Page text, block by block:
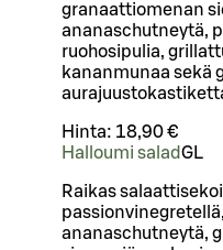
granaattiomenan
ananaschutneytä,
ruohosipulia,
kananmunaa sekä
Hinta: 18,90 €
Halloumi saladGL
Raikas
ananaschutneytä,